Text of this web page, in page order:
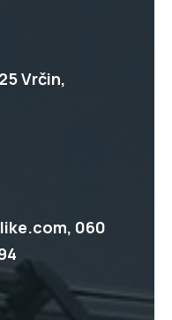
Vrčin,
060